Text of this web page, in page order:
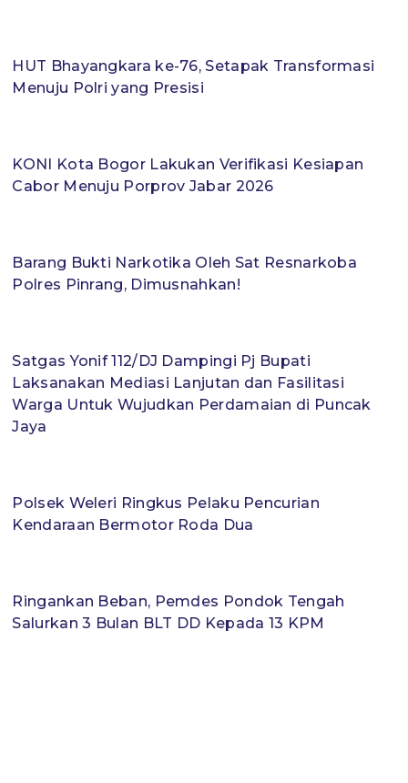
HUT Bhayangkara ke-76, Setapak Transformasi
Menuju Polri yang Presisi
KONI Kota Bogor Lakukan Verifikasi Kesiapan
Cabor Menuju Porprov Jabar 2026
Barang Bukti Narkotika Oleh Sat Resnarkoba
Polres Pinrang, Dimusnahkan!
Satgas Yonif 112/DJ Dampingi Pj Bupati
Laksanakan Mediasi Lanjutan dan Fasilitasi
Warga Untuk Wujudkan Perdamaian di Puncak
Jaya
Polsek Weleri Ringkus Pelaku Pencurian
Kendaraan Bermotor Roda Dua
Ringankan Beban, Pemdes Pondok Tengah
Salurkan 3 Bulan BLT DD Kepada 13 KPM